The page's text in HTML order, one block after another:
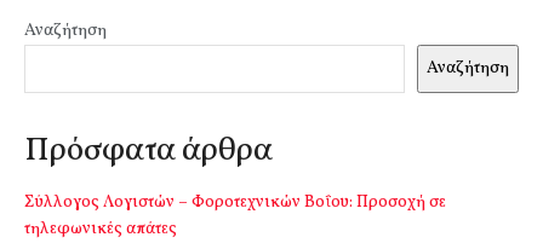
Αναζήτηση
Αναζήτηση
Πρόσφατα άρθρα
Σύλλογος Λογιστών – Φοροτεχνικών Βοΐου: Προσοχή σε
τηλεφωνικές απάτες